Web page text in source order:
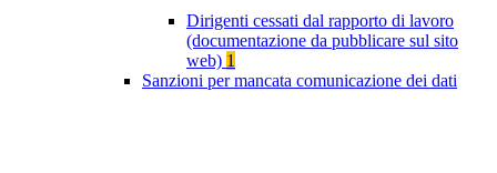
Dirigenti cessati dal rapporto di lavoro
(documentazione da pubblicare sul sito
web) 1
Sanzioni per mancata comunicazione dei dati